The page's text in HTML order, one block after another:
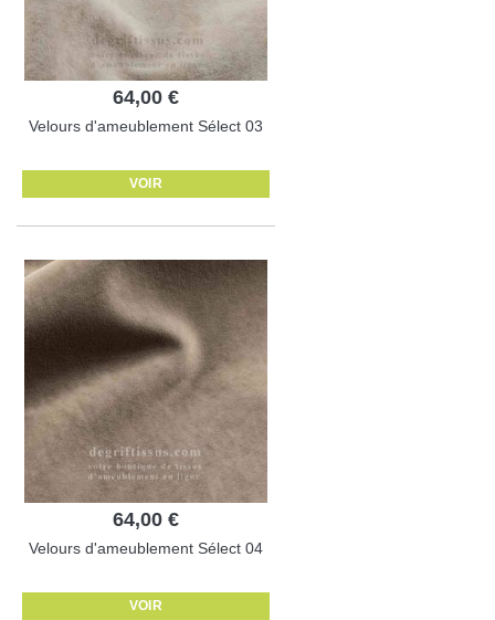
64,00 €
Velours d'ameublement Sélect 03
VOIR
64,00 €
Velours d'ameublement Sélect 04
VOIR